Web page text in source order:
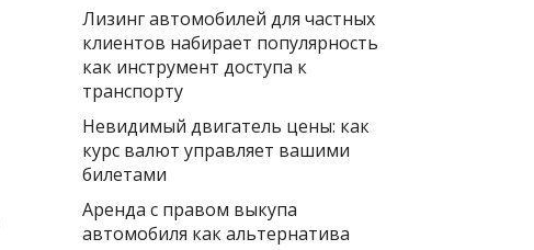
Лизинг автомобилей для частных
клиентов набирает популярность
как инструмент доступа к
транспорту
Невидимый двигатель цены: как
курс валют управляет вашими
билетами
Аренда с правом выкупа
автомобиля как альтернатива